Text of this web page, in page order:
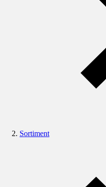
Sortiment